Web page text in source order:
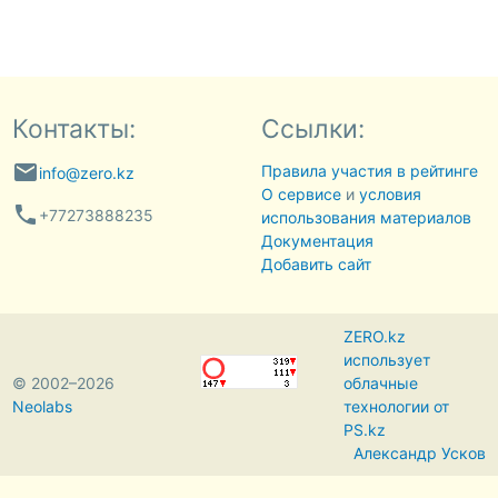
Контакты:
emailinfo@zero.kz
phone +77273888235
Ссылки:
Правила участия в рейтинге
О сервисеи условия
использования материалов
Документация
Добавить сайт
© 2002–2026
Neolabs
ZERO.kz
использует
облачные
технологии от
PS.kz
Александр Усков